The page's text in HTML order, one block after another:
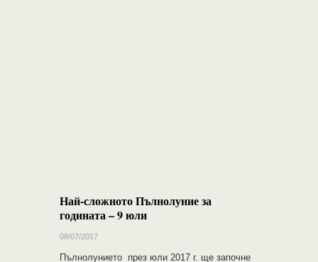
Най-сложното Пълнолуние за
годината – 9 юли
08/07/2017
Пълнолунието през юли 2017 г. ще започне